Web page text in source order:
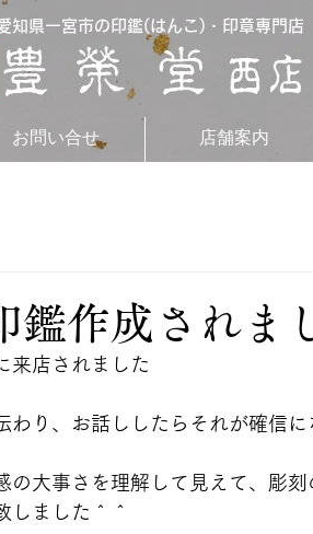
知県一宮市の印鑑(はんこ)・印章専門店
お問い合せ 店舗案内
鑑作成されま
来店されました
わり、お話ししたらそれが確信に
大事さを理解して見えて、彫刻
しました＾＾